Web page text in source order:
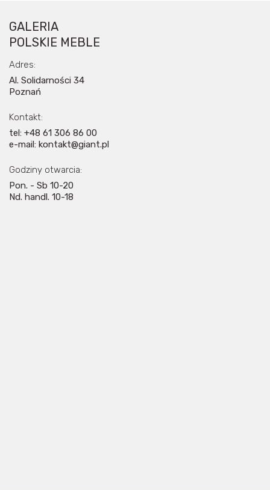
GALERIA
POLSKIE MEBLE
Adres:
Al. Solidarności 34
Poznań
Kontakt:
tel: +48 61 306 86 00
e-mail: kontakt@giant.pl
Godziny otwarcia:
Pon. - Sb 10-20
Nd. handl. 10-18